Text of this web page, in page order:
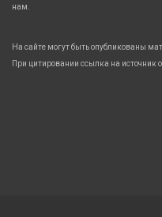
нам.
На сайте могут быть опубликованы
При цитировании ссылка на источник